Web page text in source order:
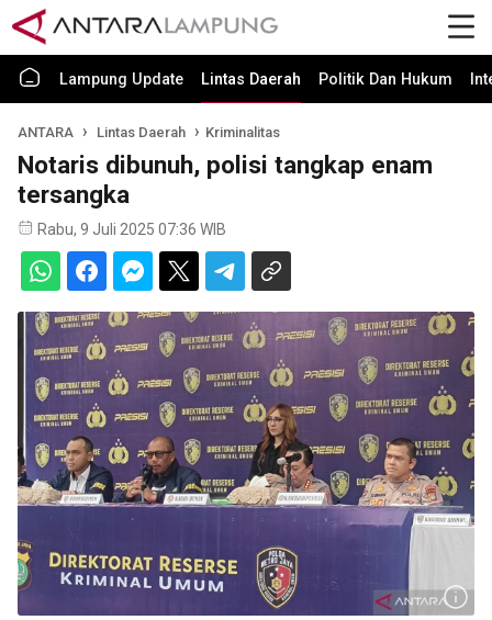
Lampung Update Lintas Daerah Politik Dan Hukum
ANTARA Lintas Daerah Kriminalitas
Notaris dibunuh, polisi tangkap enam
tersangka
Rabu, 9 Juli 2025 07:36 WIB